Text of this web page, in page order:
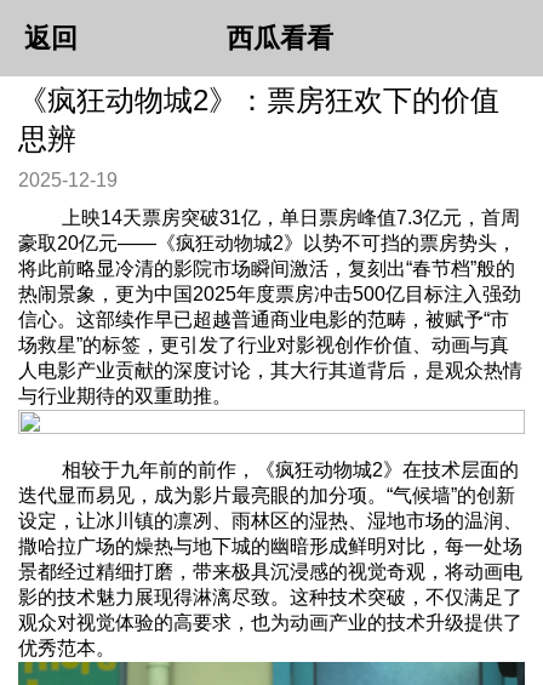
返回 西瓜看看
《疯狂动物城2》：票房狂欢下的价值
思辨
2025-12-19
上映14天票房突破31亿，单日票房峰值7.3亿元，首周
豪取20亿元——《疯狂动物城2》以势不可挡的票房势头，
将此前略显冷清的影院市场瞬间激活，复刻出“春节档”般的
热闹景象，更为中国2025年度票房冲击500亿目标注入强劲
信心。这部续作早已超越普通商业电影的范畴，被赋予“市
场救星”的标签，更引发了行业对影视创作价值、动画与真
人电影产业贡献的深度讨论，其大行其道背后，是观众热情
与行业期待的双重助推。
相较于九年前的前作，《疯狂动物城2》在技术层面的
迭代显而易见，成为影片最亮眼的加分项。“气候墙”的创新
设定，让冰川镇的凛冽、雨林区的湿热、湿地市场的温润、
撒哈拉广场的燥热与地下城的幽暗形成鲜明对比，每一处场
景都经过精细打磨，带来极具沉浸感的视觉奇观，将动画电
影的技术魅力展现得淋漓尽致。这种技术突破，不仅满足了
观众对视觉体验的高要求，也为动画产业的技术升级提供了
优秀范本。